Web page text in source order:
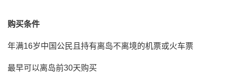
购买条件
年满16岁中国公民且持有离岛不离境的机票或火车票
最早可以离岛前30天购买